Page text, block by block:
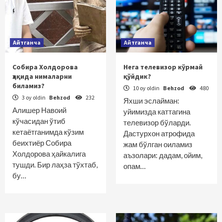
Айтганча
Собира Холдорова
ҳақида нималарни
биламиз?
3 oy oldin Behzod 232
Алишер Навоий
кўчасидан ўтиб
кетаётганимда кўзим
беихтиёр Собира
Холдорова ҳайкалига
тушди. Бир лаҳза тўхтаб,
бу…
Айтганча
Нега телевизор кўрмай
қўйдик?
10 oy oldin Behzod 480
Яхши эслайман:
уйимизда каттагина
телевизор бўларди.
Дастурхон атрофида
жам бўлган оиламиз
аъзолари: дадам, ойим,
опам…